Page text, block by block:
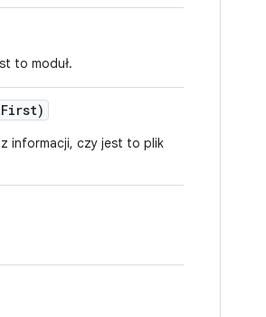
to moduł.
First)
informacji, czy jest to plik